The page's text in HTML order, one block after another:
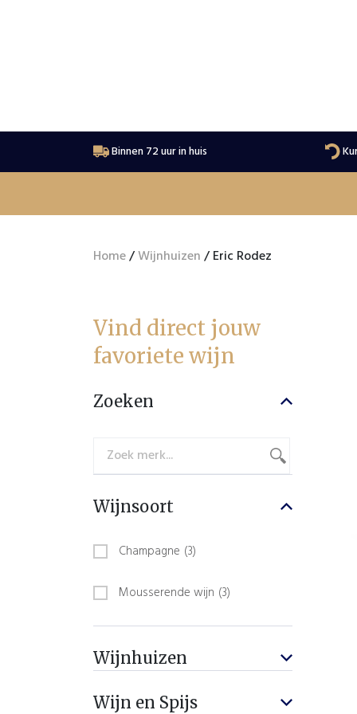
Binnen 72 uur in huis
Home/Wijnhuizen/ Eric Rodez
Vind direct jouw
favoriete wijn
Zoeken
Wijnsoort
Champagne (3)
Mousserende wijn (3)
Wijnhuizen
Eric Rodez (3)
Wijn en Spijs